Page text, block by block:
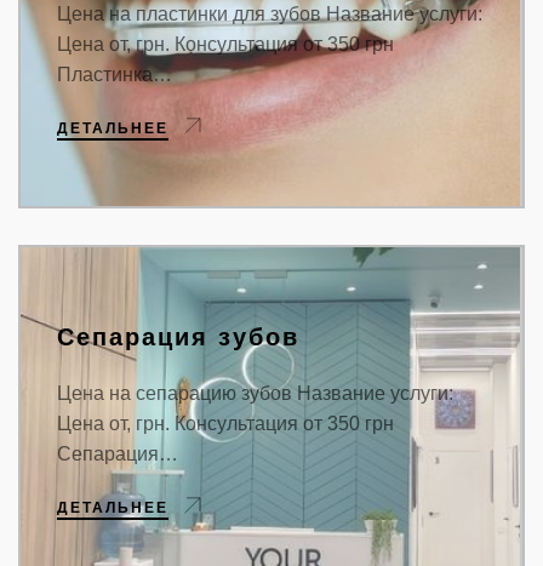
Цена на пластинки для зубов Название услуги:
Цена от, грн. Консультация от 350 грн
Пластинка…
ДЕТАЛЬНЕЕ
Сепарация зубов
Цена на сепарацию зубов Название услуги:
Цена от, грн. Консультация от 350 грн
Сепарация…
ДЕТАЛЬНЕЕ